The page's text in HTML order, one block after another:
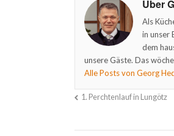
Über
Als
in unser
dem
unsere Gäste. Das
Alle Posts von Georg
1. Perchtenlauf in Lungötz